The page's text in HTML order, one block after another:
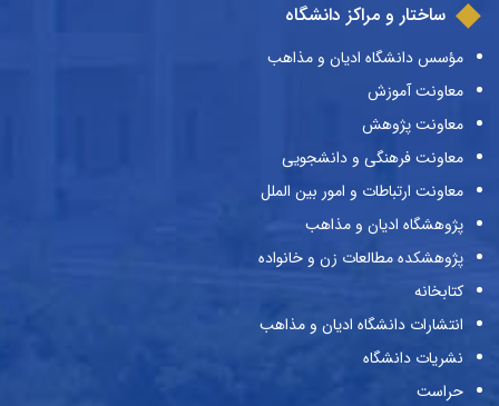
ساختار و مراکز دانشگاه
مؤسس دانشگاه ادیان و مذاهب
معاونت آموزش
معاونت پژوهش
معاونت فرهنگی و دانشجویی
معاونت ارتباطات و امور بین الملل
پژوهشگاه ادیان و مذاهب
پژوهشکده مطالعات زن و خانواده
کتابخانه
انتشارات دانشگاه ادیان و مذاهب
نشریات دانشگاه
حراست